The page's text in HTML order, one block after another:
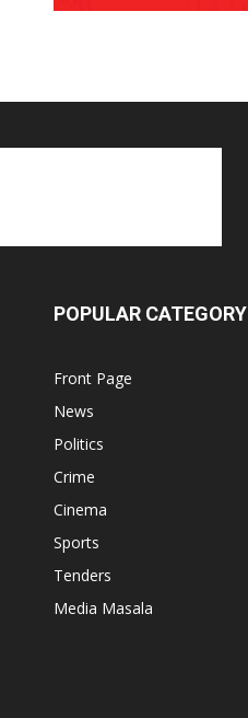
POPULAR CATEGORY
Front Page
News
Politics
Crime
Cinema
Sports
Tenders
Media Masala